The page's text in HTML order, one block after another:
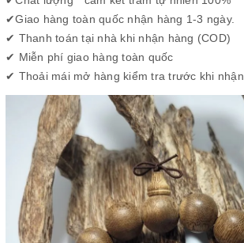
✔Giao hàng toàn quốc nhận hàng 1-3 ngày.
✔ Thanh toán tại nhà khi nhận hàng (COD)
✔ Miễn phí giao hàng toàn quốc
✔ Thoải mái mở hàng kiểm tra trước khi nhận